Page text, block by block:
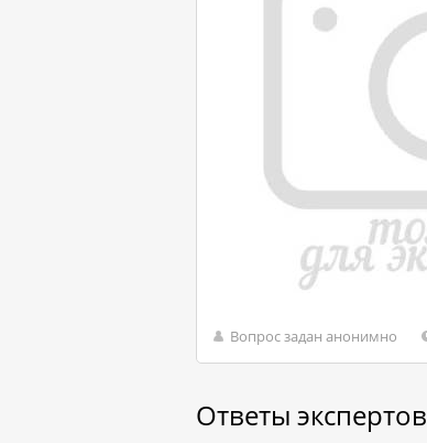
Вопрос задан анонимно
Ответы экспертов